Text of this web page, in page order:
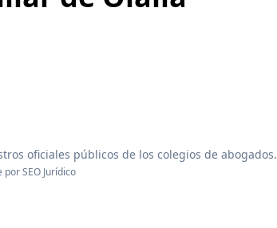
oficiales públicos de los colegios de abogados.
porSEO Jurídico